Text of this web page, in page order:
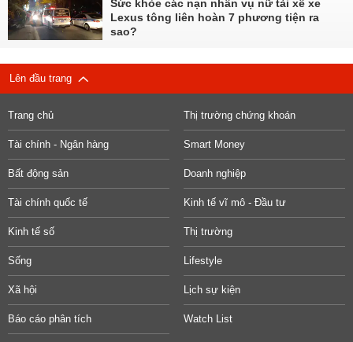
Sức khỏe các nạn nhân vụ nữ tài xế xe
Lexus tông liên hoàn 7 phương tiện ra
sao?
Lên đầu trang
Trang chủ Thị trường chứng khoán
Tài chính - Ngân hàng Smart Money
Bất động sản Doanh nghiệp
Tài chính quốc tế Kinh tế vĩ mô - Đầu tư
Kinh tế số Thị trường
Sống Lifestyle
Xã hội Lịch sự kiện
Báo cáo phân tích Watch List